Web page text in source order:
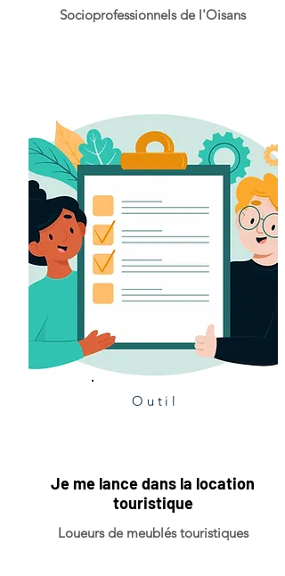
Socioprofessionnels de l'Oisans
Outil
Je me lance dans la location
touristique
Loueurs de meublés touristiques